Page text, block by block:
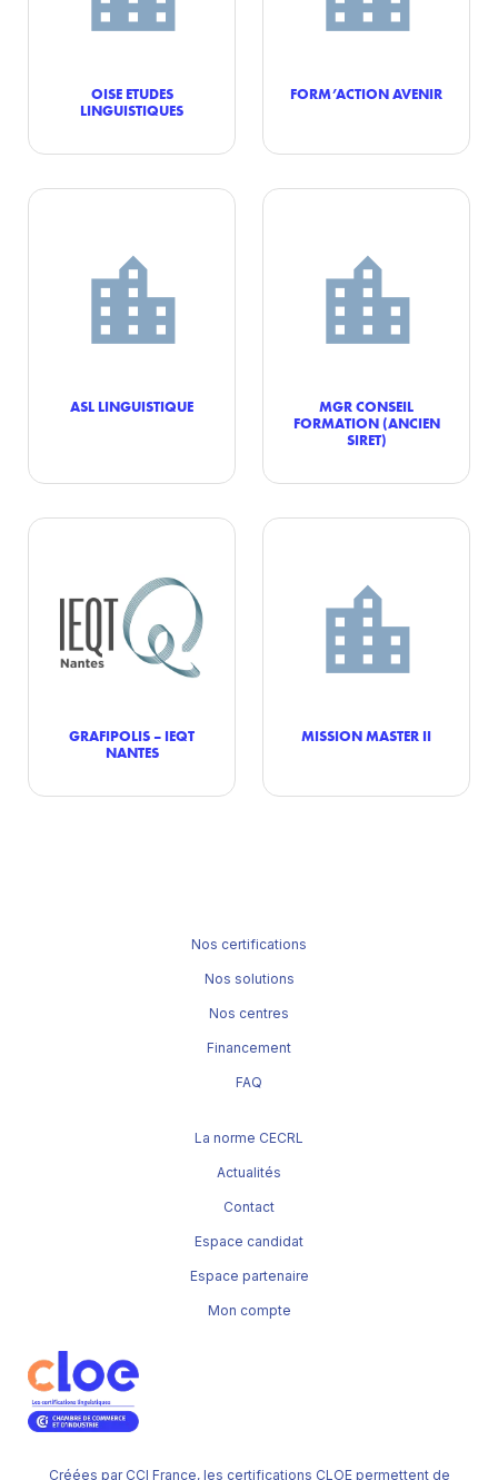
OISE ETUDES
LINGUISTIQUES
FORM’ACTION AVENIR
ASL LINGUISTIQUE
MGR CONSEIL
FORMATION (ANCIEN
SIRET)
GRAFIPOLIS – IEQT
NANTES
MISSION MASTER II
Créées par CCI France, les certifications CLOE permettent de
Nos certifications
Nos solutions
Nos centres
Financement
FAQ
La norme CECRL
Actualités
Contact
Espace candidat
Espace partenaire
Mon compte